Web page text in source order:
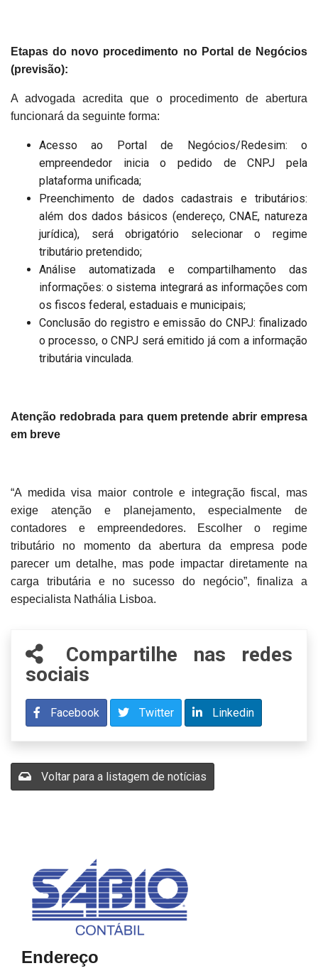
Etapas do novo procedimento no Portal de Negócios
(previsão):
A advogada acredita que o procedimento de abertura
funcionará da seguinte forma:
Acesso ao Portal de Negócios/Redesim: o
empreendedor inicia o pedido de CNPJ pela
plataforma unificada;
Preenchimento de dados cadastrais e tributários:
além dos dados básicos (endereço, CNAE, natureza
jurídica), será obrigatório selecionar o regime
tributário pretendido;
Análise automatizada e compartilhamento das
informações: o sistema integrará as informações com
os fiscos federal, estaduais e municipais;
Conclusão do registro e emissão do CNPJ: finalizado
o processo, o CNPJ será emitido já com a informação
tributária vinculada.
Atenção redobrada para quem pretende abrir empresa
em breve
“A medida visa maior controle e integração fiscal, mas
exige atenção e planejamento, especialmente de
contadores e empreendedores. Escolher o regime
tributário no momento da abertura da empresa pode
parecer um detalhe, mas pode impactar diretamente na
carga tributária e no sucesso do negócio”, finaliza a
especialista Nathália Lisboa.
Compartilhe nas redes
sociais
Facebook Twitter Linkedin
Voltar para a listagem de notícias
Endereço